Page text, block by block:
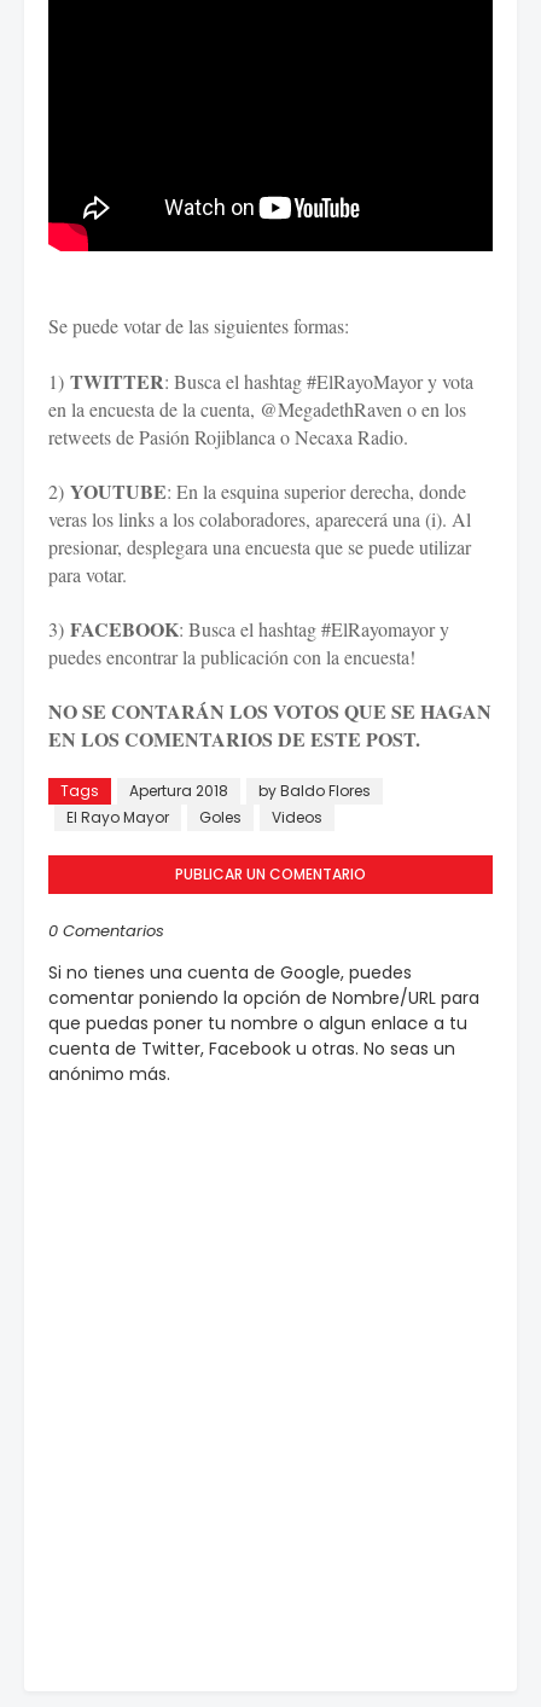
Se puede votar de las siguientes formas:
1) TWITTER: Busca el hashtag #ElRayoMayor y vota
en la encuesta de la cuenta, @MegadethRaven o en los
retweets de Pasión Rojiblanca o Necaxa Radio.
2) YOUTUBE: En la esquina superior derecha, donde
veras los links a los colaboradores, aparecerá una (i). Al
presionar, desplegara una encuesta que se puede utilizar
para votar.
3) FACEBOOK: Busca el hashtag #ElRayomayor y
puedes encontrar la publicación con la encuesta!
NO SE CONTARÁN LOS VOTOS QUE SE HAGAN
EN LOS COMENTARIOS DE ESTE POST.
Tags Apertura 2018
by Baldo Flores
El Rayo Mayor
Goles Videos
PUBLICAR UN COMENTARIO
0 Comentarios
Si no tienes una cuenta de Google, puedes
comentar poniendo la opción de Nombre/URL para
que puedas poner tu nombre o algun enlace a tu
cuenta de Twitter, Facebook u otras. No seas un
anónimo más.